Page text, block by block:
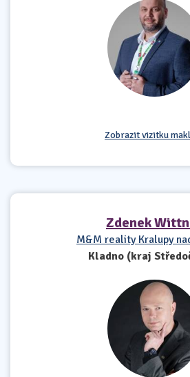
Zobrazit vizitku
Zdenek
M&M reality Kralupy
Kladno (kraj